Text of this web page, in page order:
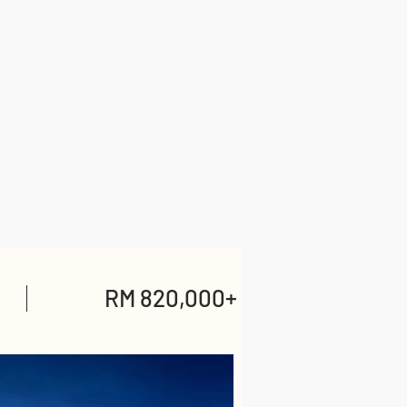
RM 820,000+